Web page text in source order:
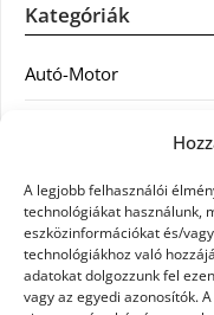
A legjobb felhasználói
technológiákat használunk,
eszközinformációkat és/
technológiákhoz való
adatokat dolgozzunk fel
vagy az egyedi azonosítók.
Kategóriák
Autó-Motor
Egészség
Egyéb
Étel